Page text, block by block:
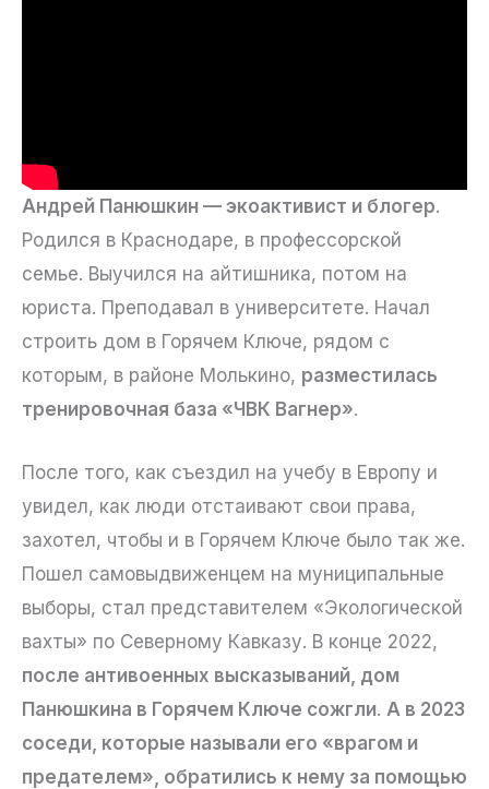
Андрей Панюшкин — экоактивист и блогер.
Родился в Краснодаре, в профессорской
семье. Выучился на айтишника, потом на
юриста. Преподавал в университете. Начал
строить дом в Горячем Ключе, рядом с
которым, в районе Молькино, разместилась
тренировочная база «ЧВК Вагнер».
После того, как съездил на учебу в Европу и
увидел, как люди отстаивают свои права,
захотел, чтобы и в Горячем Ключе было так же.
Пошел самовыдвиженцем на муниципальные
выборы, стал представителем «Экологической
вахты» по Северному Кавказу. В конце 2022,
после антивоенных высказываний, дом
Панюшкина в Горячем Ключе сожгли. А в 2023
соседи, которые называли его «врагом и
предателем», обратились к нему за помощью